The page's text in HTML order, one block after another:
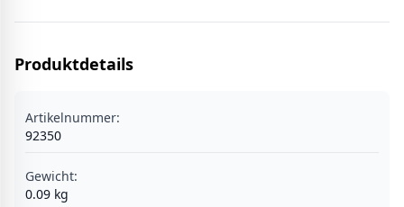
Produktdetails
Artikelnummer:
92350
Gewicht:
0.09 kg